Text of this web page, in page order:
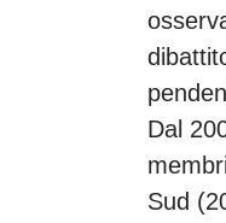
Dal
Sud